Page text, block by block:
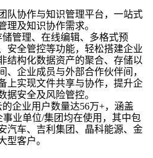
队协作与知识管理平台，一站式
理及知识协作需求。
管理、在线编辑、多格式预
安全管控等功能，轻松搭建企业
结构化数据资产的聚合、存储以
、企业成员与外部合作伙伴间，
上实现文件共享与协作，提升企
据安全及风险管控。
企业用户数量达56万+，涵盖
业单位/集团均在使用，其中包
汽车、吉利集团、晶科能源、金
型客户。